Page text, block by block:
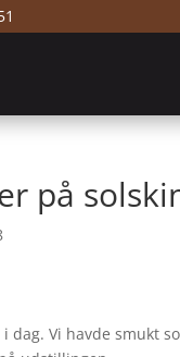
på
dag. Vi havde smukt